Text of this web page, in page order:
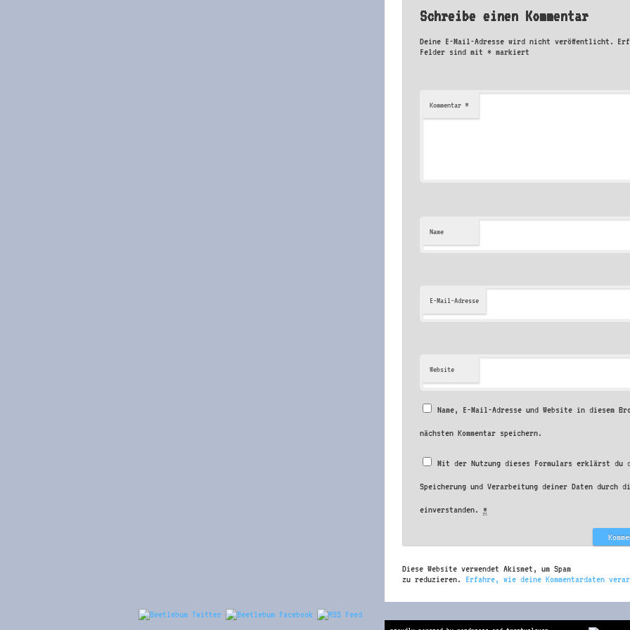
Schreibe einen Kommentar
Deine E-Mail-Adresse wird nicht veröffentlicht.
Felder sind mit * markiert
Kommentar *
Name
E-Mail-Adresse
Website
Name, E-Mail-Adresse und Website in diesem
nächsten Kommentar speichern.
Mit der Nutzung dieses Formulars erklärst du
Speicherung und Verarbeitung deiner Daten durch
einverstanden. *
Diese Website verwendet Akismet, um Spam
zu reduzieren. Erfahre, wie deine Kommentardaten